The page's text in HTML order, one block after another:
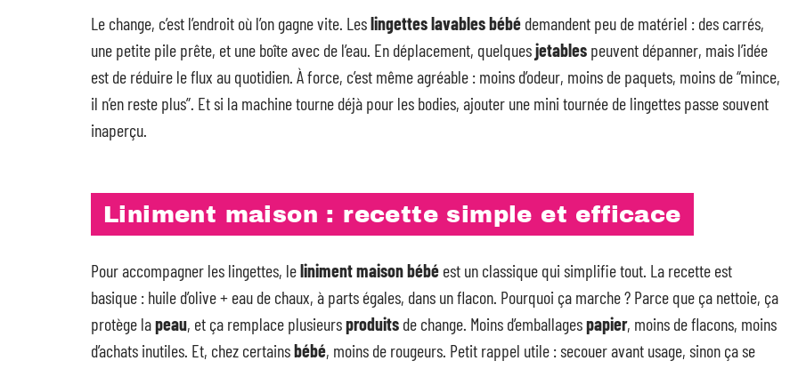
Le change, c’est l’endroit où l’on gagne vite. Leslingettes lavables bébé demandent peu de matériel : des carrés,
une petite pile prête, et une boîte avec de l’eau. En déplacement, quelquesjetables peuvent dépanner, mais l’idée
est de réduire le flux au quotidien. À force, c’est même agréable : moins d’odeur, moins de paquets, moins de “mince,
il n’en reste plus”. Et si la machine tourne déjà pour les bodies, ajouter une mini tournée de lingettes passe souvent
inaperçu.
Liniment maison : recette simple et efficace
Pour accompagner les lingettes, leliniment maison bébé est un classique qui simplifie tout. La recette est
basique : huile d’olive + eau de chaux, à parts égales, dans un flacon. Pourquoi ça marche ? Parce que ça nettoie, ça
protège lapeau, et ça remplace plusieursproduits de change. Moins d’emballagespapier, moins de flacons, moins
d’achats inutiles. Et, chez certainsbébé, moins de rougeurs. Petit rappel utile : secouer avant usage, sinon ça se